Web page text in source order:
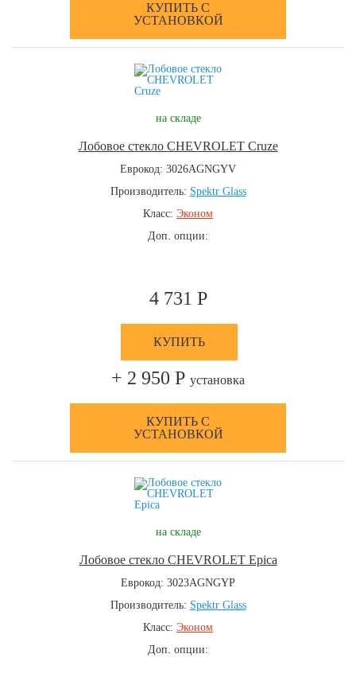
КУПИТЬ С
УСТАНОВКОЙ
на складе
Лобовое стекло CHEVROLET Cruze
Еврокод: 3026AGNGYV
Производитель: Spektr Glass
Класс: Эконом
Доп. опции:
4 731 Р
КУПИТЬ
+ 2 950 Р установка
КУПИТЬ С
УСТАНОВКОЙ
на складе
Лобовое стекло CHEVROLET Epica
Еврокод: 3023AGNGYP
Производитель: Spektr Glass
Класс: Эконом
Доп. опции: